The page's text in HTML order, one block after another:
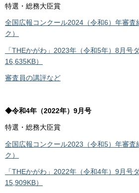
特選・総務大臣賞
全国広報コンクール2024（令和6）年審査
ク）
「THEかがわ」2023年（令和5年）8月号
16,635KB）
審査員の講評など
◆令和4年（2022年）9月号
特選・総務大臣賞
全国広報コンクール2023（令和5）年審査
ク）
「THEかがわ」2022年（令和4年）9月号
15,909KB）